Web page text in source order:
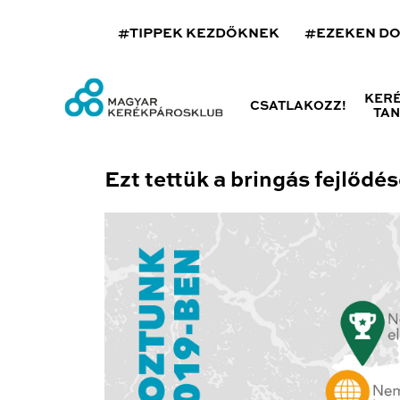
#TIPPEK KEZDŐKNEK #EZEKEN
CSATLAKOZZ!
Ezt tettük a bringás